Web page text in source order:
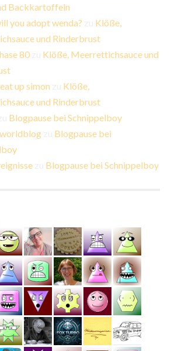
Backkartoffeln
you adopt wenda?
Klöße,
und Rinderbrust
80
Klöße, Meerrettichsauce und
up simon
Klöße,
und Rinderbrust
Blogpause bei Schnippelboy
Blogpause bei
Blogpause bei Schnippelboy